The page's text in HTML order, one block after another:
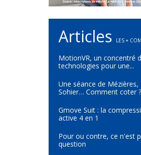
Articles LES +
MotionVR, un concentré
technologies pour une...
Une séance de Mézières,
Sohier… Comment coter ?
Gmove Suit : la
active 4 en 1
Pour ou contre, ce n'est
question